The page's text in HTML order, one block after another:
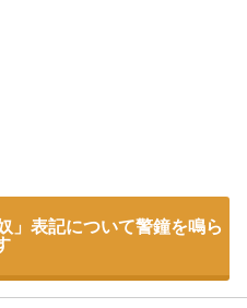
」表記について警鐘を鳴ら